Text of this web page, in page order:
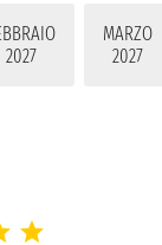
2027
MARZO
2027